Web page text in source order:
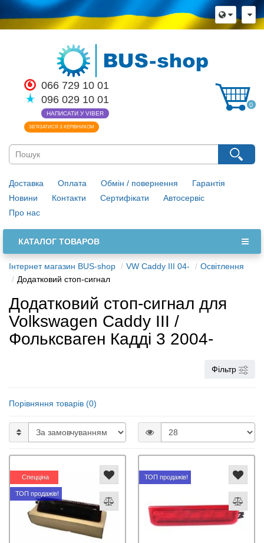
066 729 10 01
096 029 10 01
НАПИСАТИ У VIBER
ЗВ’ЯЗАТИСЯ З КЕРІВНИКОМ
0
Доставка Оплата Обмін / повернення
Гарантія
Новини
Контакти Сертифікати
Автосервіс
Про нас
КАТАЛОГ ТОВАРОВ
Інтернет магазин BUS-shop VW Caddy III 04-
Освітлення
Додатковий стоп-сигнал
Додатковий стоп-сигнал для
Volkswagen Caddy III /
Фольксваген Кадді 3 2004-
Фільтр
Порівняння товарів (0)
Спецціна
ТОП продажів!
ТОП продажів!